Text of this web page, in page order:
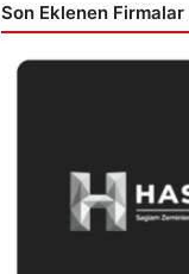
Son Eklenen Firmalar